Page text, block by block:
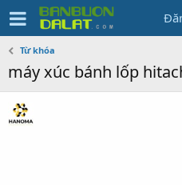
Từ khóa
máy xúc bánh lốp